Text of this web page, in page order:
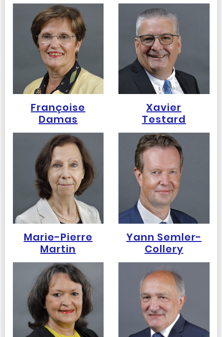
Françoise
Damas
Xavier
Testard
Marie-Pierre
Martin
Yann Semler-
Collery